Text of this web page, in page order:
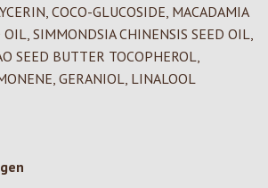
COCO-GLUCOSIDE, MACADAMIA
SIMMONDSIA CHINENSIS SEED OIL,
SEED BUTTER TOCOPHEROL,
GERANIOL, LINALOOL